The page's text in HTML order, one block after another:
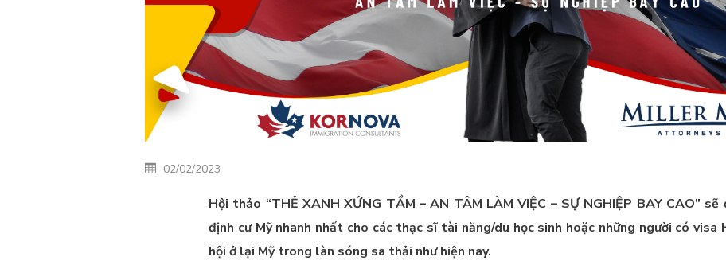
02/02/2023
Hội thảo “THẺ XANH XỨNG TẦM – AN TÂM LÀM VIỆC – SỰ NGHIỆP BAY CAO”
định cư Mỹ nhanh nhất cho các thạc sĩ tài năng/du học sinh hoặc những người có
hội ở lại Mỹ trong làn sóng sa thải như hiện nay.